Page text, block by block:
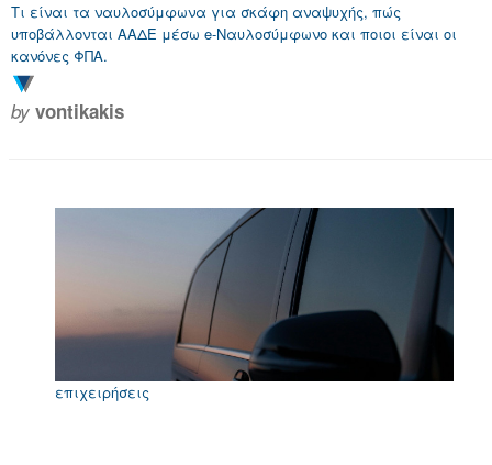
Τι είναι τα ναυλοσύμφωνα για σκάφη αναψυχής, πώς
υποβάλλονται ΑΑΔΕ μέσω e-Ναυλοσύμφωνο και ποιοι είναι οι
κανόνες ΦΠΑ.
by vontikakis
επιχειρήσεις